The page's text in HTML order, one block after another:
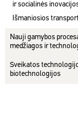
ir socialinės
Išmaniosios
Nauji gamybos
medžiagos ir
Sveikatos
biotechnologijos